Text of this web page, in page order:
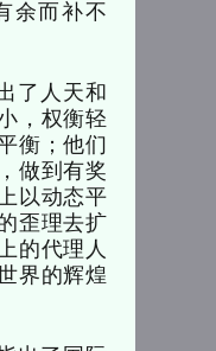
余而补不
了人天和
，权衡轻
衡；他们
做到有奖
以动态平
歪理去扩
的代理人
界的辉煌